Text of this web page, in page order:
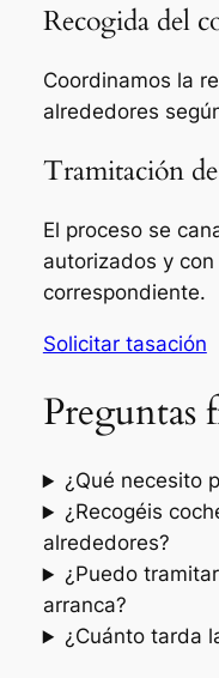
Recogida del
Coordinamos la
alrededores
Tramitación
El proceso se
autorizados y
correspondiente.
Solicitar tasación
Preguntas
¿Qué necesito
¿Recogéis
alrededores?
¿Puedo
arranca?
¿Cuánto tarda